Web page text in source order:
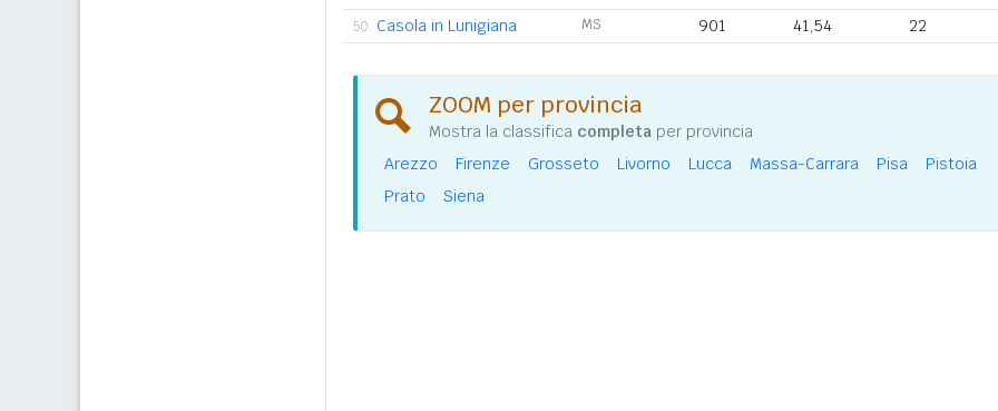
50. Casola in Lunigiana MS 901 41,54 22
ZOOM per provincia
Mostra la classifica completa per provincia
Arezzo
Firenze Grosseto Livorno Lucca Massa-Carrara Pisa
Pistoia
Prato
Siena